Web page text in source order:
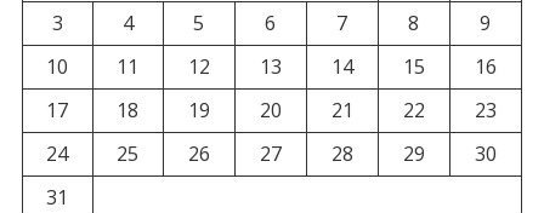
3
4 5 6 7 8
9
10
11 12 13 14 15
16
17
18 19 20 21 22
23
24
25 26 27 28 29
30
31